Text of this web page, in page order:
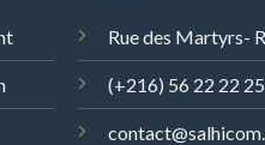
Rue des Martyrs-
(+216) 56 22 22 25